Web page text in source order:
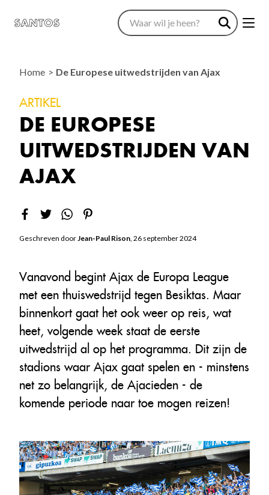
Home De Europese uitwedstrijden van Ajax
ARTIKEL
DE EUROPESE
UITWEDSTRIJDEN VAN
AJAX
Geschreven doorJean-Paul Rison, 26 september 2024
Vanavond begint Ajax de Europa League
met een thuiswedstrijd tegen Besiktas. Maar
binnenkort gaat het ook weer op reis, wat
heet, volgende week staat de eerste
uitwedstrijd al op het programma. Dit zijn de
stadions waar Ajax gaat spelen en - minstens
net zo belangrijk, de Ajacieden - de
komende periode naar toe mogen reizen!